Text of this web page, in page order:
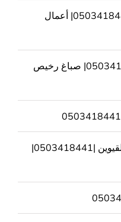
تركيب عشب صناعي العين |0503418441| أعمال
شركة صبغ في الشارقة |0503418441| صباغ رخيص
تكسير وترميم حمامات في ام القيوين |0503418441|